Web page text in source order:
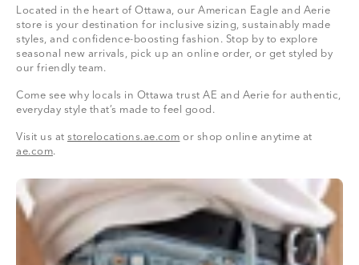
Located in the heart of Ottawa, our American Eagle and Aerie
store is your destination for inclusive sizing, sustainably made
styles, and confidence-boosting fashion. Stop by to explore
seasonal new arrivals, pick up an online order, or get styled by
our friendly team.
Come see why locals in Ottawa trust AE and Aerie for authentic,
everyday style that’s made to feel good.
Visit us at storelocations.ae.com or shop online anytime at
ae.com.